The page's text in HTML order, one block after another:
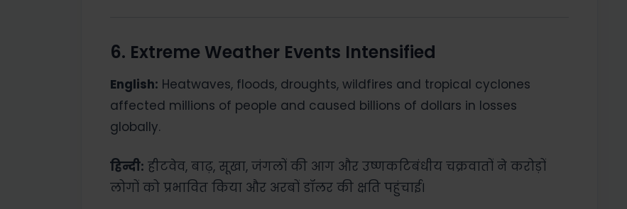
6. Extreme Weather Events Intensified
English: Heatwaves, floods, droughts, wildfires and tropical cyclones
affected millions of people and caused billions of dollars in losses
globally.
हिन्दी: हीटवेव, बाढ़, सूखा, जंगलों की आग और उष्णकटिबंधीय चक्रवातों ने करोड़ों
लोगों को प्रभावित किया और अरबों डॉलर की क्षति पहुंचाई।